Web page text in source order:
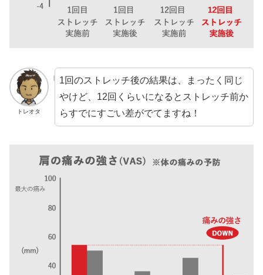
トレオタ
1回のストレッチ後の結果は、まったく同じ
やけど、12回くらいになるとストレッチ前か
らすでにすごい差がでてますね！